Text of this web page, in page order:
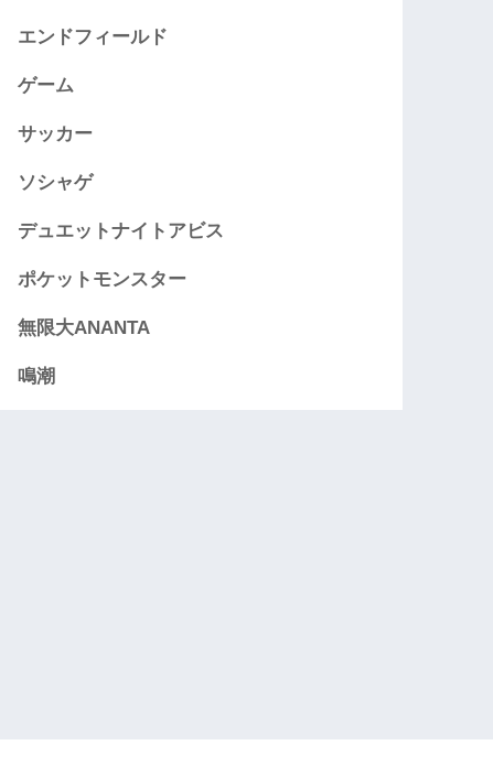
エンドフィールド
ゲーム
サッカー
ソシャゲ
デュエットナイトアビス
ポケットモンスター
無限大ANANTA
鳴潮